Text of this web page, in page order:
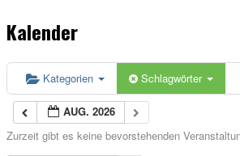
Kalender
Kategorien Schlagwörter
AUG. 2026
Zurzeit gibt es keine bevorstehenden